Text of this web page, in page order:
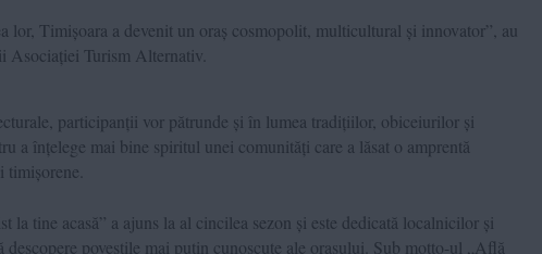
lor, Timișoara a devenit un oraș cosmopolit, multicultural și innovator”, au
Asociației Turism Alternativ.
participanții vor pătrunde și în lumea tradițiilor, obiceiurilor și
a înțelege mai bine spiritul unei comunități care a lăsat o amprentă
la tine acasă” a ajuns la al cincilea sezon și este dedicată localnicilor și
descopere poveștile mai puțin cunoscute ale orașului. Sub motto-ul „Află